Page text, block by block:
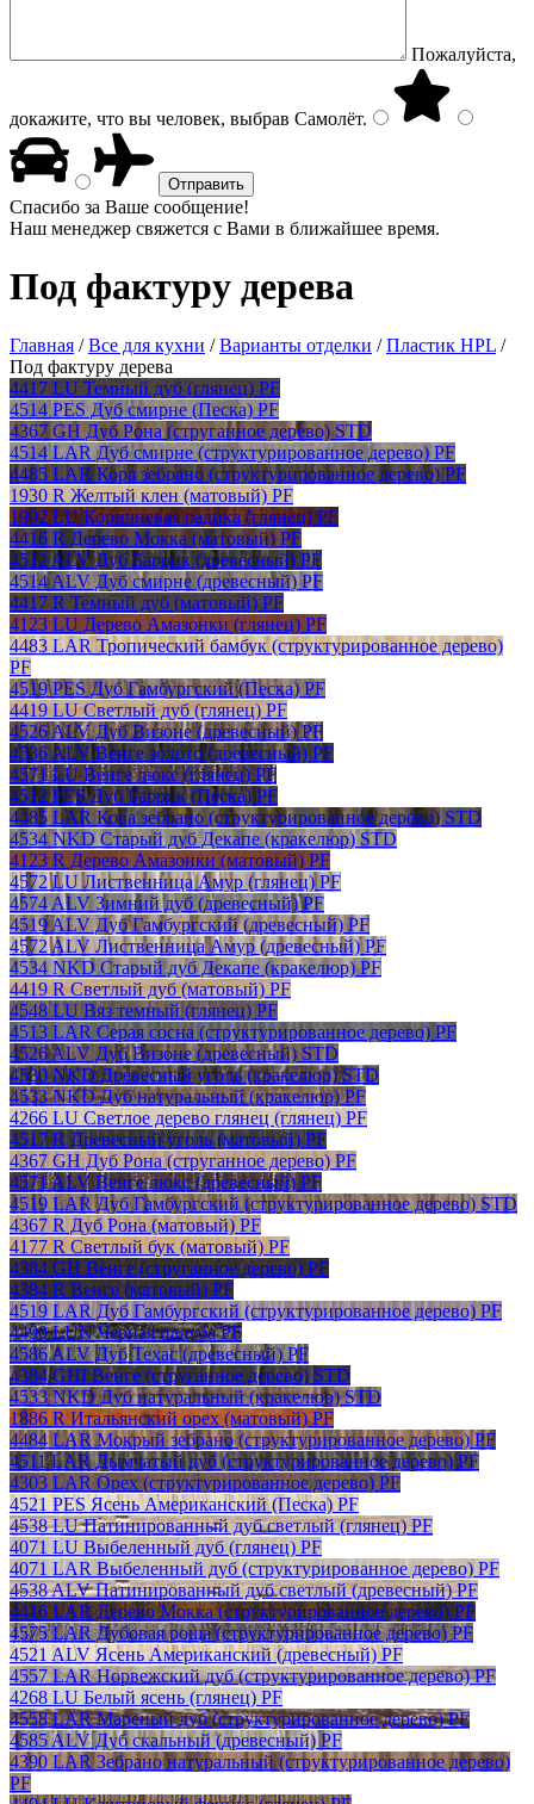
Пожалуйста,
докажите, что вы человек, выбрав Самолёт.
Спасибо за Ваше сообщение!
Наш менеджер свяжется с Вами в ближайшее время.
Под фактуру дерева
Главная /Все для кухни /Варианты отделки /Пластик HPL /
Под фактуру дерева
4417 LU Темный дуб (глянец) PF
4514 PES Дуб смирне (Песка) PF
4367 GH Дуб Рона (струганное дерево) STD
4514 LAR Дуб смирне (структурированное дерево) PF
4485 LAR Кора зебрано (структурированное дерево) PF
1930 R Желтый клен (матовый) PF
1902 LU Коричневая радика (глянец) PF
4416 R Дерево Мокка (матовый) PF
4512 ALV Дуб Баррик (древесный) PF
4514 ALV Дуб смирне (древесный) PF
4417 R Темный дуб (матовый) PF
4123 LU Дерево Амазонки (глянец) PF
4483 LAR Тропический бамбук (структурированное дерево)
PF
4519 PES Дуб Гамбургский (Песка) PF
4419 LU Светлый дуб (глянец) PF
4526 ALV Дуб Визоне (древесный) PF
4536 ALV Венге золото (древесный) PF
4571 LU Венге люкс (глянец) PF
4512 PES Дуб Баррик (Песка) PF
4485 LAR Кора зебрано (структурированное дерево) STD
4534 NKD Старый дуб Декапе (кракелюр) STD
4123 R Дерево Амазонки (матовый) PF
4572 LU Лиственница Амур (глянец) PF
4574 ALV Зимний дуб (древесный) PF
4519 ALV Дуб Гамбургский (древесный) PF
4572 ALV Лиственница Амур (древесный) PF
4534 NKD Старый дуб Декапе (кракелюр) PF
4419 R Светлый дуб (матовый) PF
4548 LU Вяз темный (глянец) PF
4513 LAR Серая сосна (структурированное дерево) PF
4526 ALV Дуб Визоне (древесный) STD
4530 NKD Древесный уголь (кракелюр) STD
4533 NKD Дуб натуральный (кракелюр) PF
4266 LU Светлое дерево глянец (глянец) PF
4517 R Древесный уголь (матовый) PF
4367 GH Дуб Рона (струганное дерево) PF
4571 ALV Венге люкс (древесный) PF
4519 LAR Дуб Гамбургский (структурированное дерево) STD
4367 R Дуб Рона (матовый) PF
4177 R Светлый бук (матовый) PF
4384 GH Венге (струганное дерево) PF
4384 R Венге (матовый) PF
4519 LAR Дуб Гамбургский (структурированное дерево) PF
4490 LUN Черная палуба PF
4586 ALV Дуб Техас (древесный) PF
4384 GHI Венге (струганное дерево) STD
4533 NKD Дуб натуральный (кракелюр) STD
1886 R Итальянский орех (матовый) PF
4484 LAR Мокрый зебрано (структурированное дерево) PF
4511 LAR Дымчатый дуб (структурированное дерево) PF
4303 LAR Орех (структурированное дерево) PF
4521 PES Ясень Американский (Песка) PF
4538 LU Патинированный дуб светлый (глянец) PF
4071 LU Выбеленный дуб (глянец) PF
4071 LAR Выбеленный дуб (структурированное дерево) PF
4538 ALV Патинированный дуб светлый (древесный) PF
4416 LAR Дерево Мокка (структурированное дерево) PF
4575 LAR Дубовая роща (структурированное дерево) PF
4521 ALV Ясень Американский (древесный) PF
4557 LAR Норвежский дуб (структурированное дерево) PF
4268 LU Белый ясень (глянец) PF
4558 LAR Мареный дуб (структурированное дерево) PF
4585 ALV Дуб скальный (древесный) PF
4390 LAR Зебрано натуральный (структурированное дерево)
PF